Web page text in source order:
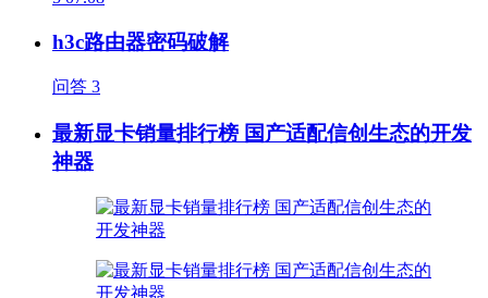
h3c路由器密码破解
问答 3
最新显卡销量排行榜 国产适配信创生态的开发
神器